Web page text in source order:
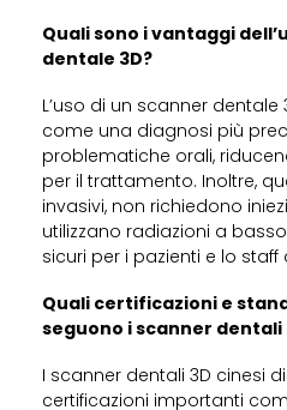
Quali sono i vantaggi
dentale 3D?
L’uso di un scanner
come una diagnosi più
problematiche orali,
per il trattamento. Inoltre,
invasivi, non richiedono
utilizzano radiazioni a
sicuri per i pazienti e lo
Quali certificazioni e
seguono i scanner dentali
I scanner dentali 3D cinesi
certificazioni importanti come